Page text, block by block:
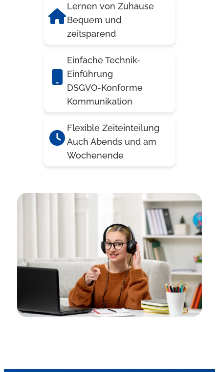
Lernen von Zuhause
Bequem und
zeitsparend
Einfache Technik-
Einführung
DSGVO-Konforme
Kommunikation
Flexible Zeiteinteilung
Auch Abends und am
Wochenende